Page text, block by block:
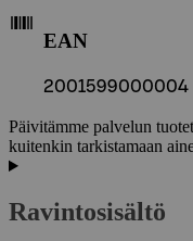
EAN
2001599000004
Päivitämme palvelun
kuitenkin tarkistamaan
Ravintosisältö